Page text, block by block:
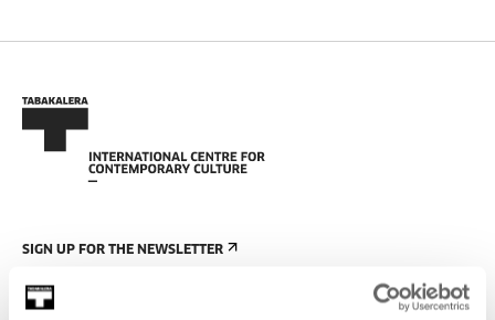
SIGN UP FOR THE NEWSLETTER
UPCOMING EVENTS